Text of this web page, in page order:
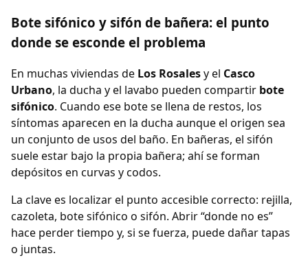
Bote sifónico y sifón de bañera: el punto
donde se esconde el problema
En muchas viviendas de Los Rosalesy el Casco
Urbano, la ducha y el lavabo pueden compartir bote
sifónico. Cuando ese bote se llena de restos, los
síntomas aparecen en la ducha aunque el origen sea
un conjunto de usos del baño. En bañeras, el sifón
suele estar bajo la propia bañera; ahí se forman
depósitos en curvas y codos.
La clave es localizar el punto accesible correcto: rejilla,
cazoleta, bote sifónico o sifón. Abrir “donde no es”
hace perder tiempo y, si se fuerza, puede dañar tapas
o juntas.